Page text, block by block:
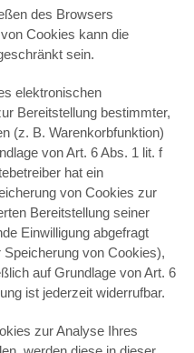
des Browsers
Cookies kann die
sein.
elektronischen
Bereitstellung bestimmter,
(z. B. Warenkorbfunktion)
von Art. 6 Abs. 1 lit. f
hat ein
von Cookies zur
Bereitstellung seiner
Einwilligung abgefragt
von Cookies),
auf Grundlage von Art. 6
ist jederzeit widerrufbar.
zur Analyse Ihres